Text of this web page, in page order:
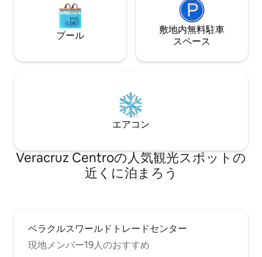
プール
敷地内無料駐⁠車
ス⁠ペ⁠ー⁠ス
エアコン
Veracruz Centroの人気観光スポットの
近くに泊まろう
ベラクルスワールドトレードセンター
現地メンバー19人のおすすめ